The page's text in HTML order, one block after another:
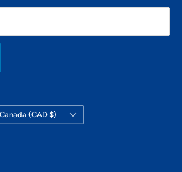
région
Canada (CAD $)